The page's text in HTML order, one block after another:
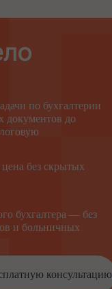
по бухгалтерии
до
без скрытых
бухгалтера — без
и больничных
консультацию